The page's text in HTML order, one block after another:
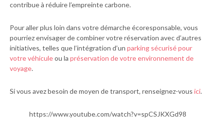
contribue à réduire l’empreinte carbone.
Pour aller plus loin dans votre démarche écoresponsable, vous
pourriez envisager de combiner votre réservation avec d’autres
initiatives, telles que l’intégration d’un parking sécurisé pour
votre véhiculeou la préservation de votre environnement de
voyage.
Si vous avez besoin de moyen de transport, renseignez-vous ici.
https://www.youtube.com/watch?v=spCSJKXGd98